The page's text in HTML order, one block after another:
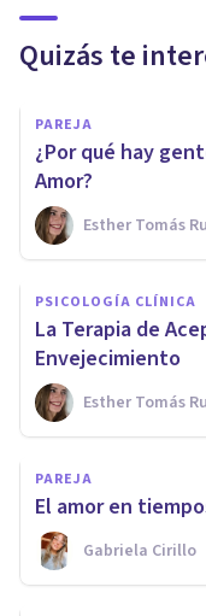
Quizás te
PAREJA
¿Por qué hay
Amor?
Esther Tomás
PSICOLOGÍA CLÍNICA
La Terapia de
Envejecimiento
Esther Tomás
PAREJA
El amor en
Gabriela Cirillo